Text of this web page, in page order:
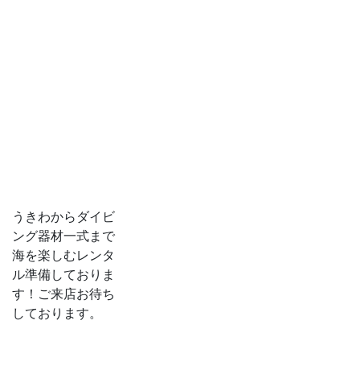
うきわからダイビ
ング器材一式まで
海を楽しむレンタ
ル準備しておりま
す！ご来店お待ち
しております。